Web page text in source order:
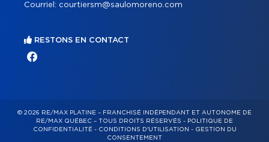
Courriel: courtiersm@saulomoreno.com
RESTONS EN CONTACT
© 2026 RE/MAX PLATINE – FRANCHISÉ INDÉPENDANT ET AUTONOME DE
RE/MAX QUÉBEC – TOUS DROITS RÉSERVÉS - POLITIQUE DE
CONFIDENTIALITÉ- CONDITIONS D'UTILISATION - GESTION DU
CONSENTEMENT